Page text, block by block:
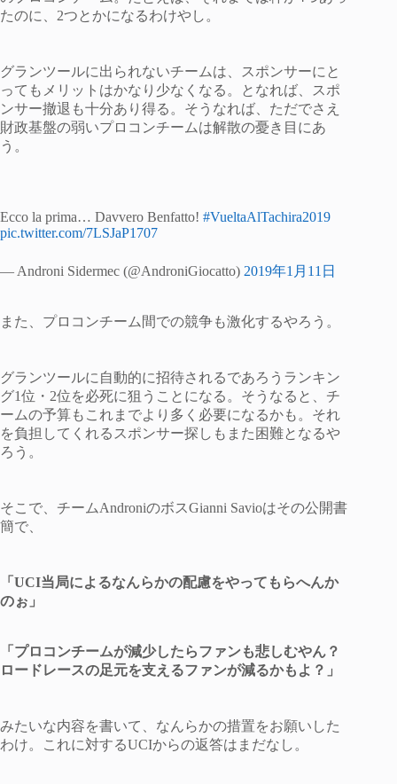
たのに、2つとかになるわけやし。
グランツールに出られないチームは、スポンサーにと
ってもメリットはかなり少なくなる。となれば、スポ
ンサー撤退も十分あり得る。そうなれば、ただでさえ
財政基盤の弱いプロコンチームは解散の憂き目にあ
う。
Ecco la prima… Davvero Benfatto! #VueltaAlTachira2019
pic.twitter.com/7LSJaP1707
— Androni Sidermec (@AndroniGiocatto) 2019年1月11日
また、プロコンチーム間での競争も激化するやろう。
グランツールに自動的に招待されるであろうランキン
グ1位・2位を必死に狙うことになる。そうなると、チ
ームの予算もこれまでより多く必要になるかも。それ
を負担してくれるスポンサー探しもまた困難となるや
ろう。
そこで、チームAndroniのボスGianni Savioはその公開書
簡で、
「UCI当局によるなんらかの配慮をやってもらへんか
のぉ」
「プロコンチームが減少したらファンも悲しむやん？
ロードレースの足元を支えるファンが減るかもよ？」
みたいな内容を書いて、なんらかの措置をお願いした
わけ。これに対するUCIからの返答はまだなし。